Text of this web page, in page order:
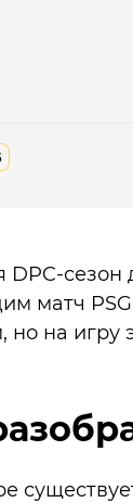
DPC-
матч
но на игру